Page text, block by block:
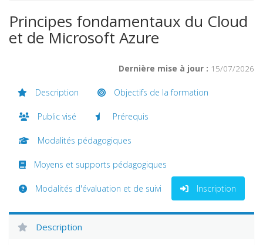
Principes fondamentaux du Cloud
et de Microsoft Azure
Dernière mise à jour : 15/07/2026
Description Objectifs de la formation
Public visé Prérequis
Modalités pédagogiques
Moyens et supports pédagogiques
Modalités d'évaluation et de suivi Inscription
Description